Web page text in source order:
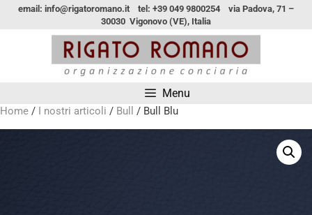
email: info@rigatoromano.it tel: +39 049 9800254 via Padova, 71 –
30030 Vigonovo (VE), Italia
Menu
Home / I nostri articoli / Bull / Bull Blu